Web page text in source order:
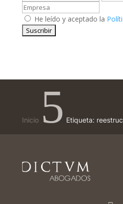
He leído y aceptado la
Inicio 5 Etiqueta: